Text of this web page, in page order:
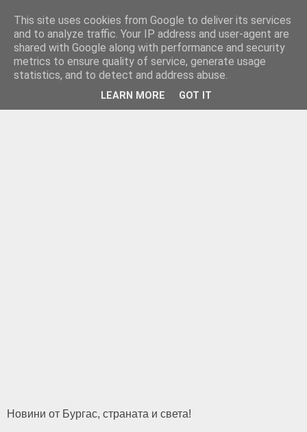
Новини от Бургас, страната и света!
This site uses cookies from Google to deliver its services
and to analyze traffic. Your IP address and user-agent are
shared with Google along with performance and security
metrics to ensure quality of service, generate usage
statistics, and to detect and address abuse.
LEARN MORE GOT IT